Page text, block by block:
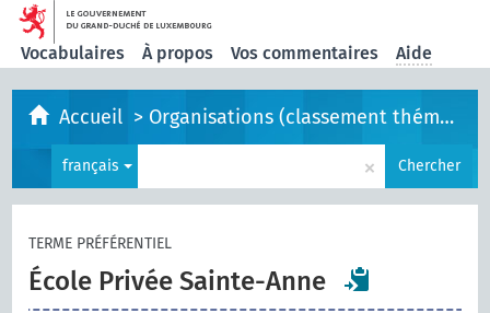
Vocabulaires À propos Vos commentaires Aide
Accueil > Organisations (classement thématique)
français × Chercher
TERME PRÉFÉRENTIEL
École Privée Sainte-Anne